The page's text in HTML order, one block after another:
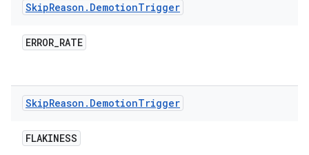
SkipReason . DemotionTrigger
ERROR_RATE
SkipReason . DemotionTrigger
FLAKINESS